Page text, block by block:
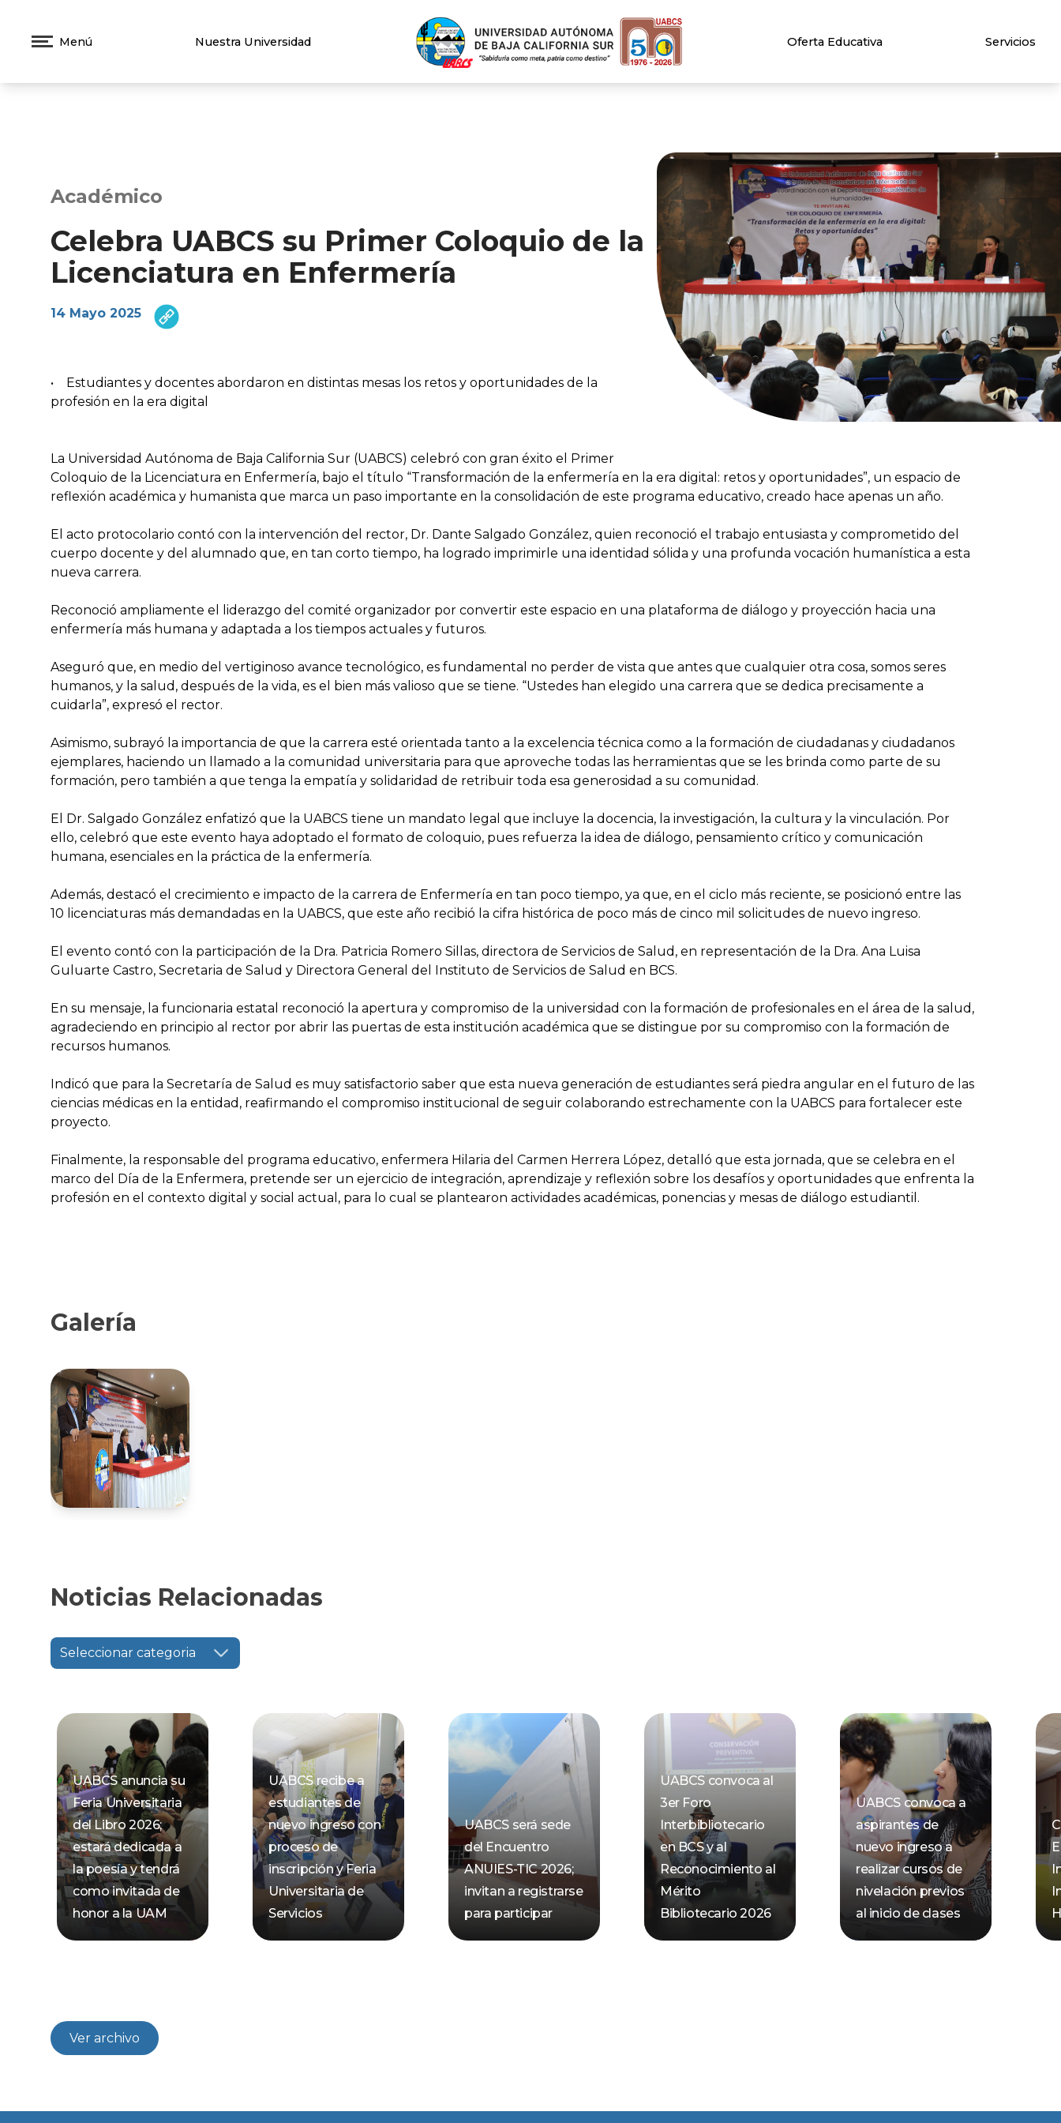
Menú Nuestra Universidad Oferta Educativa Servicios
Académico
Celebra UABCS su Primer Coloquio de la
Licenciatura en Enfermería
14 Mayo 2025
• Estudiantes y docentes abordaron en distintas mesas los retos y oportunidades de la
profesión en la era digital
La Universidad Autónoma de Baja California Sur (UABCS) celebró con gran éxito el Primer
Coloquio de la Licenciatura en Enfermería, bajo el título “Transformación de la enfermería en la era digital: retos y oportunidades”, un espacio de
reflexión académica y humanista que marca un paso importante en la consolidación de este programa educativo, creado hace apenas un año.
El acto protocolario contó con la intervención del rector, Dr. Dante Salgado González, quien reconoció el trabajo entusiasta y comprometido del
cuerpo docente y del alumnado que, en tan corto tiempo, ha logrado imprimirle una identidad sólida y una profunda vocación humanística a esta
nueva carrera.
Reconoció ampliamente el liderazgo del comité organizador por convertir este espacio en una plataforma de diálogo y proyección hacia una
enfermería más humana y adaptada a los tiempos actuales y futuros.
Aseguró que, en medio del vertiginoso avance tecnológico, es fundamental no perder de vista que antes que cualquier otra cosa, somos seres
humanos, y la salud, después de la vida, es el bien más valioso que se tiene. “Ustedes han elegido una carrera que se dedica precisamente a
cuidarla”, expresó el rector.
Asimismo, subrayó la importancia de que la carrera esté orientada tanto a la excelencia técnica como a la formación de ciudadanas y ciudadanos
ejemplares, haciendo un llamado a la comunidad universitaria para que aproveche todas las herramientas que se les brinda como parte de su
formación, pero también a que tenga la empatía y solidaridad de retribuir toda esa generosidad a su comunidad.
El Dr. Salgado González enfatizó que la UABCS tiene un mandato legal que incluye la docencia, la investigación, la cultura y la vinculación. Por
ello, celebró que este evento haya adoptado el formato de coloquio, pues refuerza la idea de diálogo, pensamiento crítico y comunicación
humana, esenciales en la práctica de la enfermería.
Además, destacó el crecimiento e impacto de la carrera de Enfermería en tan poco tiempo, ya que, en el ciclo más reciente, se posicionó entre las
10 licenciaturas más demandadas en la UABCS, que este año recibió la cifra histórica de poco más de cinco mil solicitudes de nuevo ingreso.
El evento contó con la participación de la Dra. Patricia Romero Sillas, directora de Servicios de Salud, en representación de la Dra. Ana Luisa
Guluarte Castro, Secretaria de Salud y Directora General del Instituto de Servicios de Salud en BCS.
En su mensaje, la funcionaria estatal reconoció la apertura y compromiso de la universidad con la formación de profesionales en el área de la salud,
agradeciendo en principio al rector por abrir las puertas de esta institución académica que se distingue por su compromiso con la formación de
recursos humanos.
Indicó que para la Secretaría de Salud es muy satisfactorio saber que esta nueva generación de estudiantes será piedra angular en el futuro de las
ciencias médicas en la entidad, reafirmando el compromiso institucional de seguir colaborando estrechamente con la UABCS para fortalecer este
proyecto.
Finalmente, la responsable del programa educativo, enfermera Hilaria del Carmen Herrera López, detalló que esta jornada, que se celebra en el
marco del Día de la Enfermera, pretende ser un ejercicio de integración, aprendizaje y reflexión sobre los desafíos y oportunidades que enfrenta la
profesión en el contexto digital y social actual, para lo cual se plantearon actividades académicas, ponencias y mesas de diálogo estudiantil.
Galería
Noticias Relacionadas
Seleccionar categoria
UABCS anuncia su
Feria Universitaria
del Libro 2026;
estará dedicada a
la poesía y tendrá
como invitada de
honor a la UAM
UABCS recibe a
estudiantes de
nuevo ingreso con
proceso de
inscripción y Feria
Universitaria de
Servicios
UABCS será sede
del Encuentro
ANUIES-TIC 2026;
invitan a registrarse
para participar
UABCS convoca al
3er Foro
Interbibliotecario
en BCS y al
Reconocimiento al
Mérito
Bibliotecario 2026
UABCS convoca a
aspirantes de
nuevo ingreso a
realizar cursos de
nivelación previos
al inicio de clases
Ver archivo